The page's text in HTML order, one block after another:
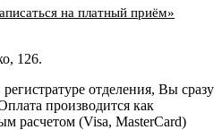
на платный приём»
126.
отделения, Вы сразу
производится как
расчетом (Visa, MasterCard)